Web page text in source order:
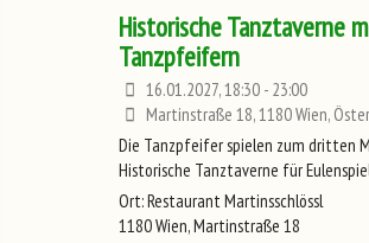
Historische Tanztaverne
Tanzpfeifern
16.01.2027, 18:30 - 23:00
Martinstraße 18, 1180 Wien,
Die Tanzpfeifer spielen zum dritten
Historische Tanztaverne für
Ort: Restaurant Martinsschlössl
1180 Wien, Martinstraße 18